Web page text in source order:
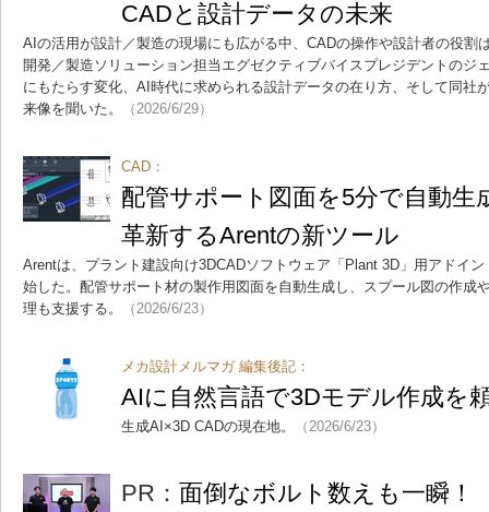
CADと設計データの未来
AIの活用が設計／製造の現場にも広がる中、CADの操作や設計者の役割
開発／製造ソリューション担当エグゼクティブバイスプレジデントのジ
にもたらす変化、AI時代に求められる設計データの在り方、そして同社
来像を聞いた。
（2026/6/29）
CAD：
配管サポート図面を5分で自動
革新するArentの新ツール
Arentは、プラント建設向け3DCADソフトウェア「Plant 3D」用アドイ
始した。配管サポート材の製作用図面を自動生成し、スプール図の作成
理も支援する。
（2026/6/23）
メカ設計メルマガ 編集後記：
AIに自然言語で3Dモデル作成を
生成AI×3D CADの現在地。 （2026/6/23）
PR： 面倒なボルト数えも一瞬